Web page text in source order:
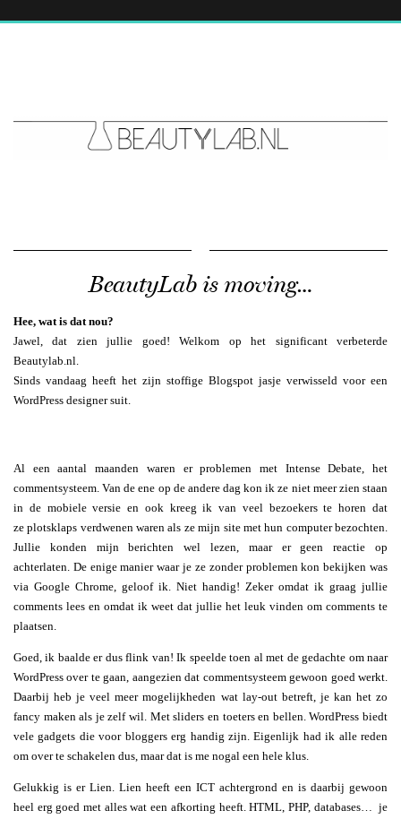
BeautyLab is moving…
Hee, wat is dat nou?
Jawel, dat zien jullie goed! Welkom op het significant verbeterde
Beautylab.nl.
Sinds vandaag heeft het zijn stoffige Blogspot jasje verwisseld voor een
WordPress designer suit.
Al een aantal maanden waren er problemen met Intense Debate, het
commentsysteem. Van de ene op de andere dag kon ik ze niet meer zien staan
in de mobiele versie en ook kreeg ik van veel bezoekers te horen dat
ze plotsklaps verdwenen waren als ze mijn site met hun computer bezochten.
Jullie konden mijn berichten wel lezen, maar er geen reactie op
achterlaten. De enige manier waar je ze zonder problemen kon bekijken was
via Google Chrome, geloof ik. Niet handig! Zeker omdat ik graag jullie
comments lees en omdat ik weet dat jullie het leuk vinden om comments te
plaatsen.
Goed, ik baalde er dus flink van! Ik speelde toen al met de gedachte om naar
WordPress over te gaan, aangezien dat commentsysteem gewoon goed werkt.
Daarbij heb je veel meer mogelijkheden wat lay-out betreft, je kan het zo
fancy maken als je zelf wil. Met sliders en toeters en bellen. WordPress biedt
vele gadgets die voor bloggers erg handig zijn. Eigenlijk had ik alle reden
om over te schakelen dus, maar dat is me nogal een hele klus.
Gelukkig is er Lien. Lien heeft een ICT achtergrond en is daarbij gewoon
heel erg goed met alles wat een afkorting heeft. HTML, PHP, databases… je